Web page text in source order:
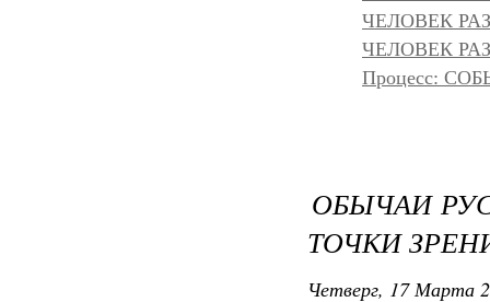
ЧЕЛОВЕК
ЧЕЛОВЕК
Процесс:
ОБЫЧАИ
ТОЧКИ
Четверг, 17 Марта